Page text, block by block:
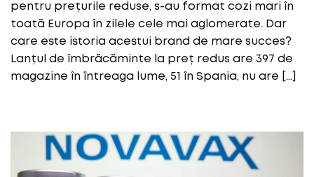
pentru prețurile reduse, s-au format cozi mari în
toată Europa în zilele cele mai aglomerate. Dar
care este istoria acestui brand de mare succes?
Lanțul de îmbrăcăminte la preț redus are 397 de
magazine în întreaga lume, 51 în Spania, nu are […]